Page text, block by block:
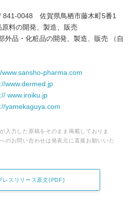
県鳥栖市藤木町5番1
開発、製造、販売
の開発、製造、販売 （自
www.sansho-pharma.com
www.dermed.jp
www.iroiku.jp
yamekaguya.com
入力した原稿をそのまま掲載しておりま
のお問い合わせは発表元に直接お願いいた
レスリリース原文(PDF)